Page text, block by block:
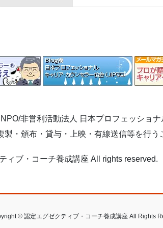
非営利活動法人 日本プロフェッショ
・頒布・貸与・上映・有線送信等を行う
ィブ・コーチ養成講座 All rights reserved.
© 認定エグゼクティブ・コーチ養成講座 All Rights